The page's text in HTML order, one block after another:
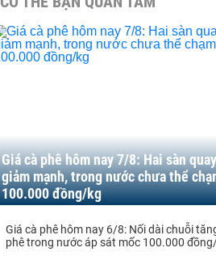
Giá cà phê hôm nay 7/8: Hai sàn
giảm mạnh, trong nước chưa thể
100.000 đồng/kg
Giá cà phê hôm nay 6/8: Nối dài chuỗi
phê trong nước áp sát mốc 100.000